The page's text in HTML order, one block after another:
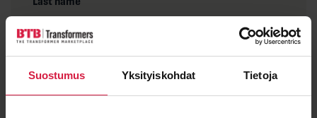
Suostumus Yksityiskohdat Tietoja
Email *